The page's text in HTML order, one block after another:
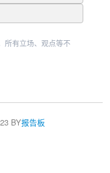
所有立场、观点等不
BY报告板